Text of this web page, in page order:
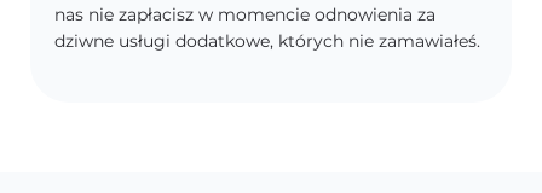
nas nie zapłacisz w momencie odnowienia za
dziwne usługi dodatkowe, których nie zamawiałeś.